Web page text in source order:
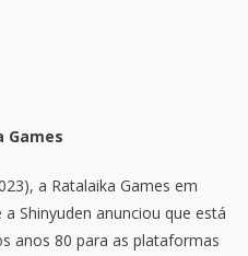
Games
a Ratalaika Games em
Shinyuden anunciou que está
anos 80 para as plataformas